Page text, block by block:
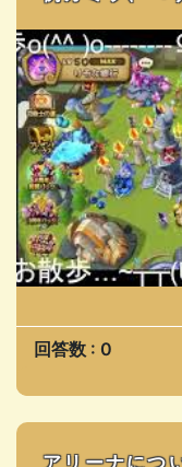
回答数 : 0
アリーナにつ